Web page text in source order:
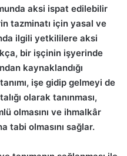
aksi ispat edilebilir
tazminatı için yasal ve
ilgili yetkililere aksi
bir işçinin işyerinde
kaynaklandığı
işe gidip gelmeyi de
olarak tanınması,
olmasını ve ihmalkâr
tabi olmasını sağlar.